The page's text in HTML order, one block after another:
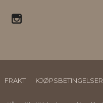
FRAKT KJØPSBETINGELSER